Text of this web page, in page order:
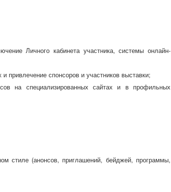
Личного кабинета участника, системы онлайн-
привлечение спонсоров и участников выставки;
на специализированных сайтах и в профильных
стиле (анонсов, приглашений, бейджей, программы,